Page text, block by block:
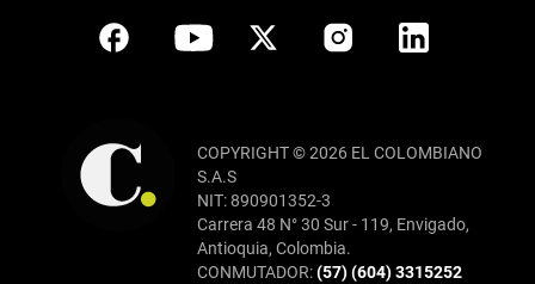
COPYRIGHT © 2026 EL COLOMBIANO
S.A.S
NIT: 890901352-3
Carrera 48 N° 30 Sur - 119, Envigado,
Antioquia, Colombia.
CONMUTADOR:(57) (604) 3315252